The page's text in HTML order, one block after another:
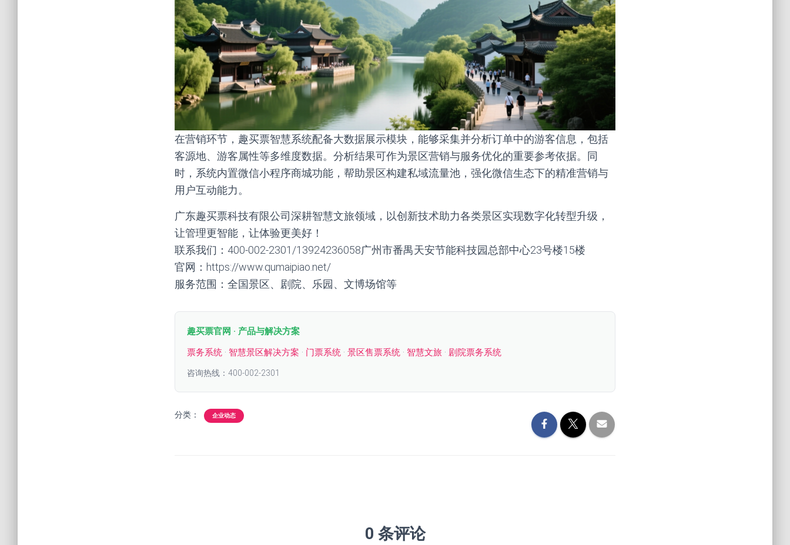
在营销环节，趣买票智慧系统配备大数据展示模块，能够采集并分析订单中的游客信息，包括
客源地、游客属性等多维度数据。分析结果可作为景区营销与服务优化的重要参考依据。同
时，系统内置微信小程序商城功能，帮助景区构建私域流量池，强化微信生态下的精准营销与
用户互动能力。
广东趣买票科技有限公司深耕智慧文旅领域，以创新技术助力各类景区实现数字化转型升级，
让管理更智能，让体验更美好！
联系我们：400-002-2301/13924236058广州市番禺天安节能科技园总部中心23号楼15楼
官网：https://www.qumaipiao.net/
服务范围：全国景区、剧院、乐园、文博场馆等
趣买票官网 · 产品与解决方案
票务系统 · 智慧景区解决方案 · 门票系统 · 景区售票系统 · 智慧文旅 · 剧院票务系统
咨询热线：400-002-2301
分类： 企业动态
0 条评论